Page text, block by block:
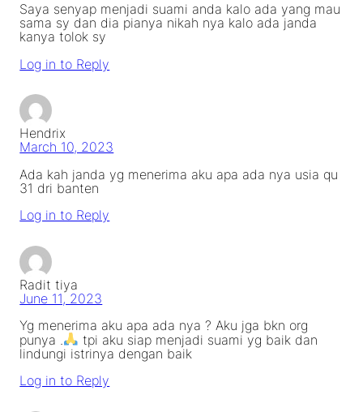
Saya senyap menjadi suami anda kalo ada yang mau
sama sy dan dia pianya nikah nya kalo ada janda
kanya tolok sy
Log in to Reply
Hendrix
March 10, 2023
Ada kah janda yg menerima aku apa ada nya usia qu
31 dri banten
Log in to Reply
Radit tiya
June 11, 2023
Yg menerima aku apa ada nya ? Aku jga bkn org
punya .
tpi aku siap menjadi suami yg baik dan
lindungi istrinya dengan baik
Log in to Reply